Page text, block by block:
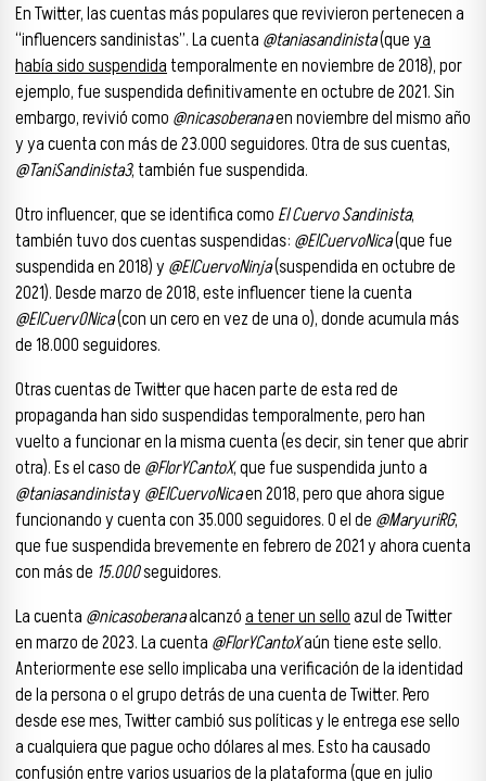
En Twitter, las cuentas más populares que revivieron pertenecen a
“influencers sandinistas”. La cuenta @taniasandinista(queya
había sido suspendidatemporalmente en noviembre de 2018), por
ejemplo, fue suspendida definitivamente en octubre de 2021. Sin
embargo, revivió como @nicasoberanaen noviembre del mismo año
y ya cuenta con más de 23.000 seguidores. Otra de sus cuentas,
@TaniSandinista3, también fue suspendida.
Otro influencer, que se identifica como El Cuervo Sandinista,
también tuvo dos cuentas suspendidas: @ElCuervoNica(que fue
suspendida en 2018) y @ElCuervoNinja(suspendida en octubre de
2021). Desde marzo de 2018, este influencer tiene la cuenta
@ElCuerv0Nica(con un cero en vez de una o), donde acumula más
de 18.000 seguidores.
Otras cuentas de Twitter que hacen parte de esta red de
propaganda han sido suspendidas temporalmente, pero han
vuelto a funcionar en la misma cuenta (es decir, sin tener que abrir
otra). Es el caso de @FlorYCantoX, que fue suspendida junto a
@taniasandinistay @ElCuervoNicaen 2018, pero que ahora sigue
funcionando y cuenta con 35.000 seguidores. O el de @MaryuriRG,
que fue suspendida brevemente en febrero de 2021 y ahora cuenta
con más de 15.000seguidores.
La cuenta @nicasoberanaalcanzóa tener un selloazul de Twitter
en marzo de 2023. La cuenta @FlorYCantoXaún tiene este sello.
Anteriormente ese sello implicaba una verificación de la identidad
de la persona o el grupo detrás de una cuenta de Twitter. Pero
desde ese mes, Twitter cambió sus políticas y le entrega ese sello
a cualquiera que pague ocho dólares al mes. Esto ha causado
confusión entre varios usuarios de la plataforma (que en julio